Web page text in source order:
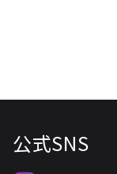
公式SNS